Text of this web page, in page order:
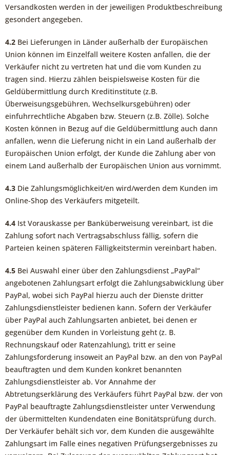
Versandkosten werden in der jeweiligen Produktbeschreibung
gesondert angegeben.
4.2 Bei Lieferungen in Länder außerhalb der Europäischen
Union können im Einzelfall weitere Kosten anfallen, die der
Verkäufer nicht zu vertreten hat und die vom Kunden zu
tragen sind. Hierzu zählen beispielsweise Kosten für die
Geldübermittlung durch Kreditinstitute (z.B.
Überweisungsgebühren, Wechselkursgebühren) oder
einfuhrrechtliche Abgaben bzw. Steuern (z.B. Zölle). Solche
Kosten können in Bezug auf die Geldübermittlung auch dann
anfallen, wenn die Lieferung nicht in ein Land außerhalb der
Europäischen Union erfolgt, der Kunde die Zahlung aber von
einem Land außerhalb der Europäischen Union aus vornimmt.
4.3 Die Zahlungsmöglichkeit/en wird/werden dem Kunden im
Online-Shop des Verkäufers mitgeteilt.
4.4 Ist Vorauskasse per Banküberweisung vereinbart, ist die
Zahlung sofort nach Vertragsabschluss fällig, sofern die
Parteien keinen späteren Fälligkeitstermin vereinbart haben.
4.5 Bei Auswahl einer über den Zahlungsdienst „PayPal“
angebotenen Zahlungsart erfolgt die Zahlungsabwicklung über
PayPal, wobei sich PayPal hierzu auch der Dienste dritter
Zahlungsdienstleister bedienen kann. Sofern der Verkäufer
über PayPal auch Zahlungsarten anbietet, bei denen er
gegenüber dem Kunden in Vorleistung geht (z. B.
Rechnungskauf oder Ratenzahlung), tritt er seine
Zahlungsforderung insoweit an PayPal bzw. an den von PayPal
beauftragten und dem Kunden konkret benannten
Zahlungsdienstleister ab. Vor Annahme der
Abtretungserklärung des Verkäufers führt PayPal bzw. der von
PayPal beauftragte Zahlungsdienstleister unter Verwendung
der übermittelten Kundendaten eine Bonitätsprüfung durch.
Der Verkäufer behält sich vor, dem Kunden die ausgewählte
Zahlungsart im Falle eines negativen Prüfungsergebnisses zu